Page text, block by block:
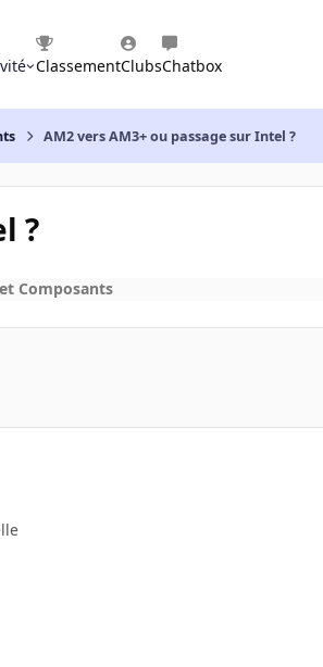
ClassementClubsChatbox
AM2 vers AM3+ ou passage sur Intel ?
?
Composants